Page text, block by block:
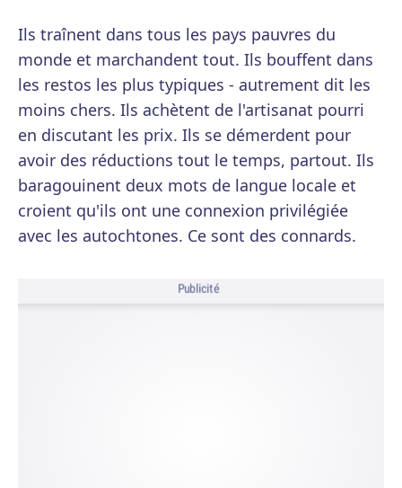
Ils traînent dans tous les pays pauvres du
monde et marchandent tout. Ils bouffent dans
les restos les plus typiques - autrement dit les
moins chers. Ils achètent de l'artisanat pourri
en discutant les prix. Ils se démerdent pour
avoir des réductions tout le temps, partout. Ils
baragouinent deux mots de langue locale et
croient qu'ils ont une connexion privilégiée
avec les autochtones. Ce sont des connards.
Publicité